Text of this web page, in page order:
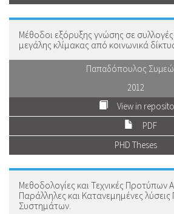
Μέθοδοι εξόρυξης γνώσης σε
μεγάλης κλίμακας από κοινωνικά
Παπαδόπουλος
2012
View in
PDF
PHD Theses
Μεθοδολογίες και Τεχνικές Προτύπων
Παράλληλες και Κατανεμημένες
Συστημάτων.